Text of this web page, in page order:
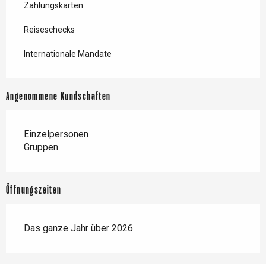
Zahlungskarten
Reiseschecks
Internationale Mandate
Angenommene Kundschaften
Einzelpersonen
Gruppen
Öffnungszeiten
Das ganze Jahr über 2026